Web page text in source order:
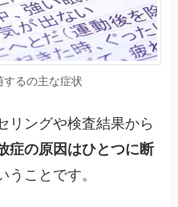
るの主な症状
リングや検査結果から
症の原因はひとつに断
うことです。